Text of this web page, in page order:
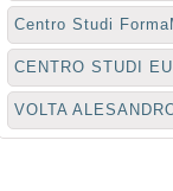
Centro Studi
CENTRO STUDI
VOLTA